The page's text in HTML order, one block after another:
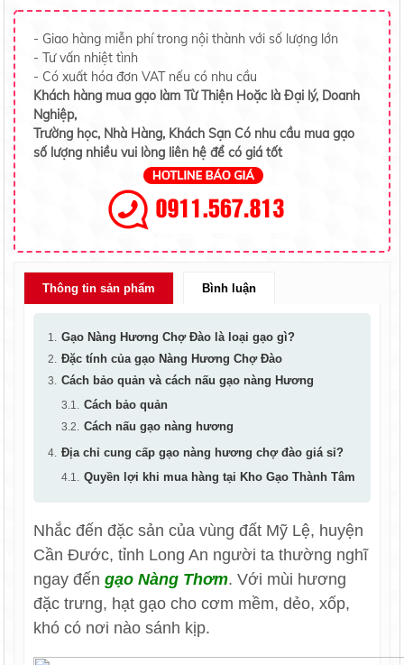
- Giao hàng miễn phí trong nội thành với số lượng lớn
- Tư vấn nhiệt tình
- Có xuất hóa đơn VAT nếu có nhu cầu
Khách hàng mua gạo làm Từ Thiện Hoặc là Đại lý, Doanh
Nghiệp,
Trường học, Nhà Hàng, Khách Sạn Có nhu cầu mua gạo
số lượng nhiều vui lòng liên hệ để có giá tốt
Thông tin sản phẩm Bình luận
Gạo Nàng Hương Chợ Đào là loại gạo gì?
Đặc tính của gạo Nàng Hương Chợ Đào
Cách bảo quản và cách nấu gạo nàng Hương
Cách bảo quản
Cách nấu gạo nàng hương
Địa chỉ cung cấp gạo nàng hương chợ đào giá sỉ?
Quyền lợi khi mua hàng tại Kho Gạo Thành Tâm
Nhắc đến đặc sản của vùng đất Mỹ Lệ, huyện
Cần Đước, tỉnh Long An người ta thường nghĩ
ngay đếngạo Nàng Thơm. Với mùi hương
đặc trưng, hạt gạo cho cơm mềm, dẻo, xốp,
khó có nơi nào sánh kịp.